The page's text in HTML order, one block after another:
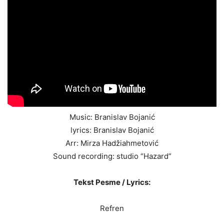
Music: Branislav Bojanić
lyrics: Branislav Bojanić
Arr: Mirza Hadžiahmetović
Sound recording: studio “Hazard”
Tekst Pesme / Lyrics:
Refren